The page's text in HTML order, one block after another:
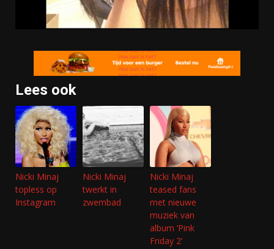
Lees ook
Nicki Minaj
topless op
Instagram
Nicki Minaj
twerkt in
zwembad
Nicki Minaj
teased fans
met nieuwe
muziek van
album ‘Pink
Friday 2’